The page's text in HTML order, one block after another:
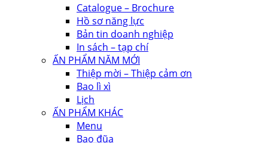
Catalogue – Brochure
Hồ sơ năng lực
Bản tin doanh nghiệp
In sách – tạp chí
ẤN PHẨM NĂM MỚI
Thiệp mời – Thiệp cảm ơn
Bao lì xì
Lịch
ẤN PHẨM KHÁC
Menu
Bao đũa